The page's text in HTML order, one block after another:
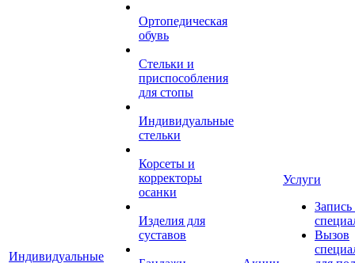
Индивидуальные
Ортопедическая
обувь
Стельки и
приспособления
для стопы
Индивидуальные
стельки
Корсеты и
корректоры
осанки
Изделия для
суставов
Услуги
Запись
Вызов